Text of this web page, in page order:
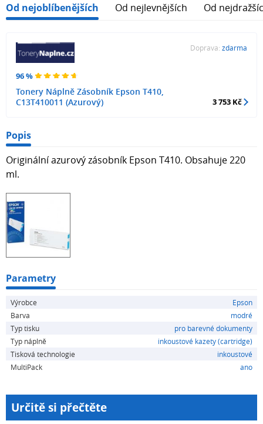
Od nejoblíbenějších Od nejlevnějších Od
96 %
Tonery Náplně Zásobník Epson T410,
C13T410011 (Azurový)
Doprava: zdarma
3 753 Kč
Popis
Originální azurový zásobník Epson T410. Obsahuje 220
ml.
Parametry
Výrobce
Epson
Barva
modré
Typ tisku
pro barevné dokumenty
Typ náplně
inkoustové kazety (cartridge)
Tisková technologie
inkoustové
MultiPack
ano
Určitě si přečtěte